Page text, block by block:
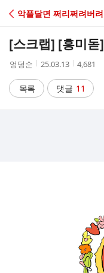
C
A
악플달면 쩌리쩌려버려
[스크랩] [흥미돋]
작
자
엉덩순
작
시
간
25.03.13
조
수
4,681
목록 댓글 11